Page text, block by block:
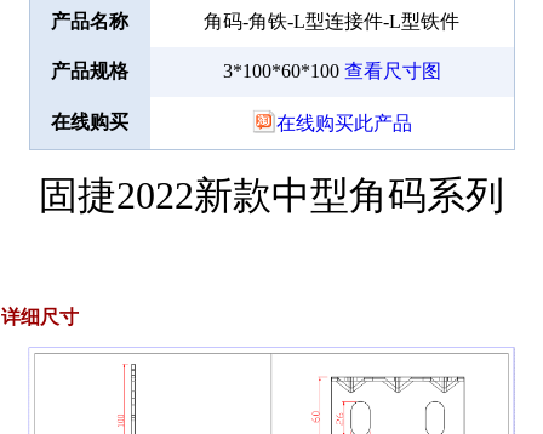
产品名称 角码-角铁-L型连接件-L型铁件
产品规格 3*100*60*100 查看尺寸图
在线购买 在线购买此产品
固捷2022新款中型角码系列
详细尺寸